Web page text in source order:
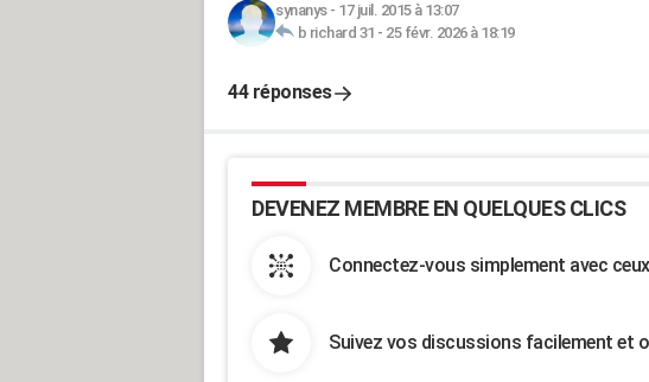
synanys- 17 juil. 2015 à 13:07
b richard 31 - 25 févr. 2026 à 18:19
44 réponses
DEVENEZ MEMBRE EN QUELQUES CLICS
Connectez-vous simplement avec
Suivez vos discussions facilement et